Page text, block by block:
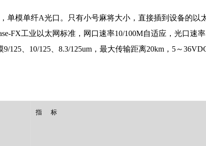
单模单纤A光口。只有小号麻将大小，直接插到设备的以
FX工业以太网标准，网口速率10/100M自适应，光口速
125、10/125、8.3/125um，最大传输距离20km，5～
指 标